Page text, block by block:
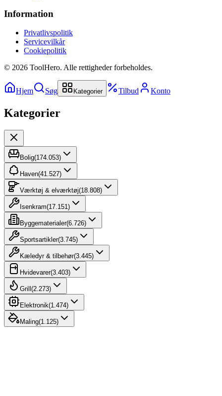
Information
Privatlivspolitik
Servicevilkår
Cookiepolitik
© 2026 ToolHero. Alle rettigheder forbeholdes.
Hjem Søg Kategorier Tilbud Konto
Kategorier
Bolig(174.053)
Haven(41.527)
Værktøj & elværktøj(18.808)
Isenkram(17.151)
Byggematerialer(6.726)
Sportsartikler(3.745)
Kæledyr & tilbehør(3.445)
Hvidevarer(3.403)
Grill (2.273)
Elektronik(1.474)
Maling(1.125)